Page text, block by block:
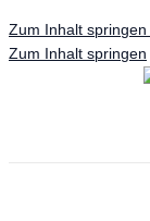
Zum Inhalt springen
Zum Inhalt springen